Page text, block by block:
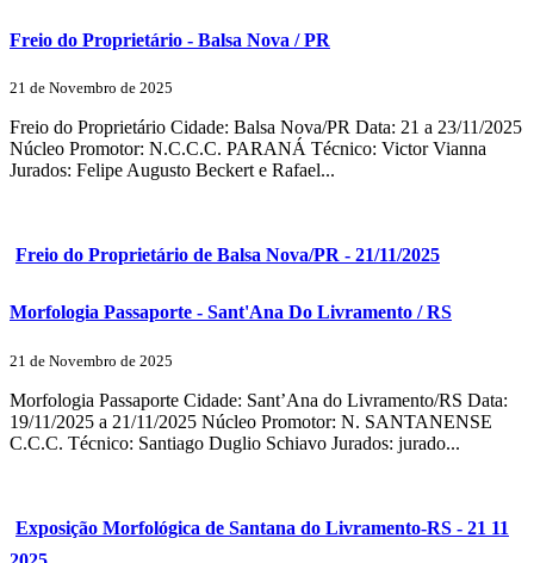
Freio do Proprietário - Balsa Nova / PR
21 de Novembro de 2025
Freio do Proprietário Cidade: Balsa Nova/PR Data: 21 a 23/11/2025
Núcleo Promotor: N.C.C.C. PARANÁ Técnico: Victor Vianna
Jurados: Felipe Augusto Beckert e Rafael...
Freio do Proprietário de Balsa Nova/PR - 21/11/2025
Morfologia Passaporte - Sant'Ana Do Livramento / RS
21 de Novembro de 2025
Morfologia Passaporte Cidade: Sant’Ana do Livramento/RS Data:
19/11/2025 a 21/11/2025 Núcleo Promotor: N. SANTANENSE
C.C.C. Técnico: Santiago Duglio Schiavo Jurados: jurado...
Exposição Morfológica de Santana do Livramento-RS - 21 11